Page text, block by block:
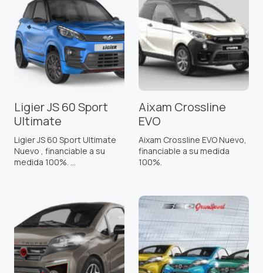
Ligier JS 60 Sport
Ultimate
Ligier JS 60 Sport Ultimate
Nuevo , financiable a su
medida 100%. ...
Aixam Crossline
EVO
Aixam Crossline EVO Nuevo,
financiable a su medida
100%.